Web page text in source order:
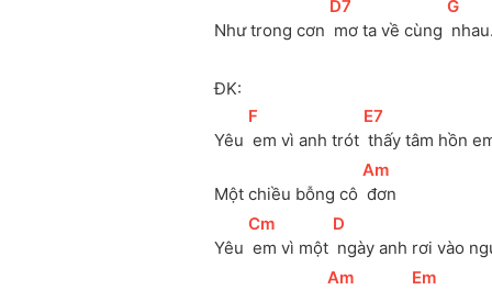
Như trong cơn
[D7
mơ ta về cùng
[
G
nhau.
ĐK:
Yêu
[F
em vì anh trót
[E7
thấy tâm hồn
Một chiều bỗng cô
[
Am
đơn
Yêu
[
Cm
em vì một
[D
ngày anh rơi vào
[
Am [Em